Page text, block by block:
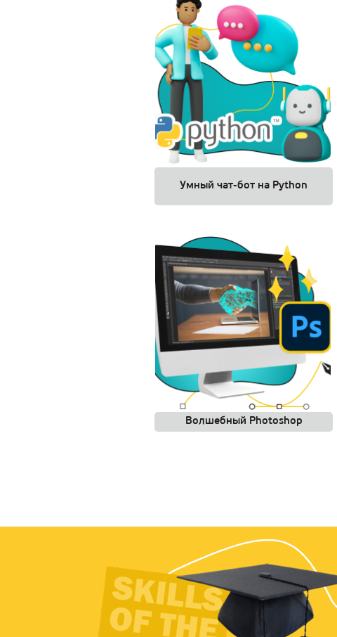
Умный чат-бот на Python
Волшебный Photoshop